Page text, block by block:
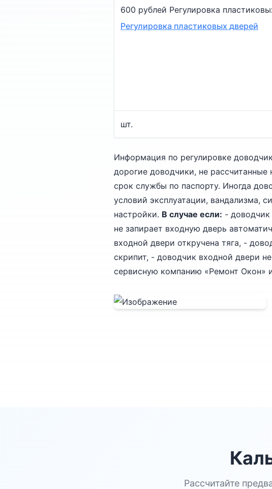
600 рублей Регулировка
Регулировка пластиковых дверей
шт.
Информация по регулировке
дорогие доводчики, не
срок службы по паспорту. Иногда
условий эксплуатации, вандализма,
настройки. В случае если: -
не запирает входную дверь
входной двери откручена тяга, -
скрипит, - доводчик входной двери
сервисную компанию «Ремонт Окон»
Рассчитайте